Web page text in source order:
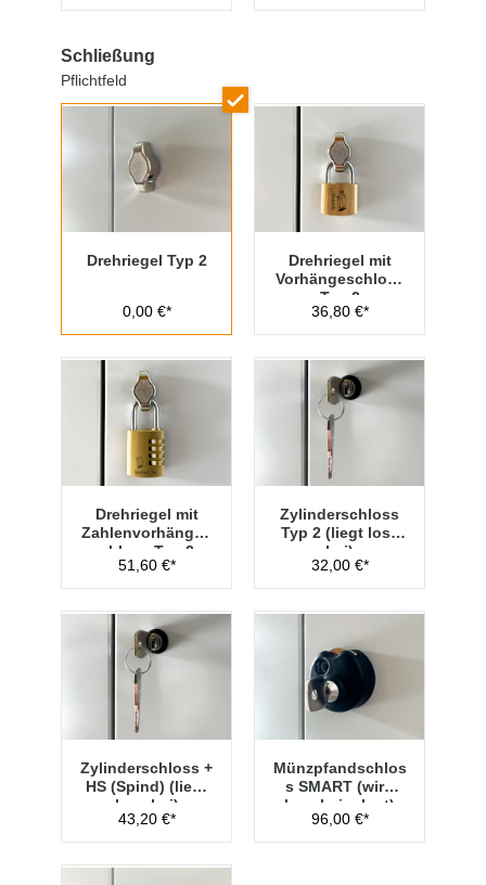
Schließung
Pflichtfeld
Drehriegel Typ 2
0,00 €*
Drehriegel mit
Vorhängeschloss
Typ 2
36,80 €*
Drehriegel mit
Zahlenvorhänges
chloss Typ 2
51,60 €*
Zylinderschloss
Typ 2 (liegt lose
bei)
32,00 €*
Zylinderschloss +
HS (Spind) (liegt
lose bei)
43,20 €*
Münzpfandschlos
s SMART (wird
lose beigelegt)
96,00 €*